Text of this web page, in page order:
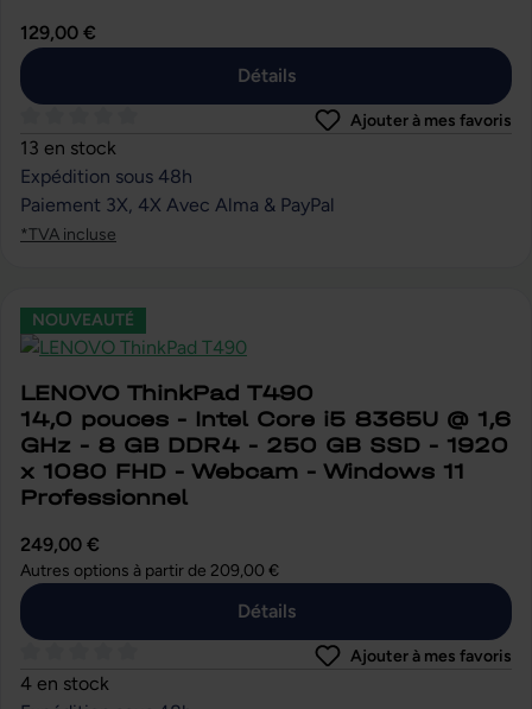
129,00 €
Détails
Note moyenne de 0 sur 5 étoiles
Ajouter à mes favoris
13 en stock
Expédition sous 48h
Paiement 3X, 4X Avec Alma & PayPal
*TVA incluse
NOUVEAUTÉ
LENOVO ThinkPad T490
14,0 pouces - Intel Core i5 8365U @ 1,6
GHz - 8 GB DDR4 - 250 GB SSD - 1920
x 1080 FHD - Webcam - Windows 11
Professionnel
249,00 €
Autres options à partir de 209,00 €
Détails
Note moyenne de 0 sur 5 étoiles
Ajouter à mes favoris
4 en stock